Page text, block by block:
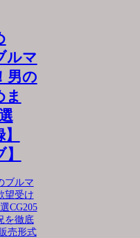
ルマ
男の
ま
ブルマ
望受け
CG205
を徹底
売形式